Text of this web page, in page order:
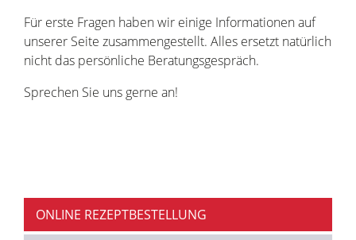
Für erste Fragen haben wir einige Informationen auf
unserer Seite zusammengestellt. Alles ersetzt natürlich
nicht das persönliche Beratungsgespräch.
Sprechen Sie uns gerne an!
ONLINE REZEPTBESTELLUNG